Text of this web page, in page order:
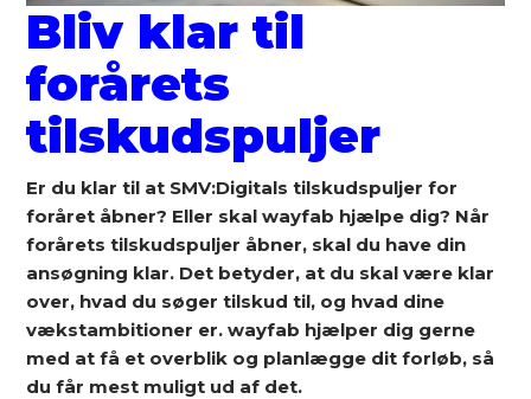
Bliv klar til
forårets
tilskudspuljer
Er du klar til at SMV:Digitals tilskudspuljer for
foråret åbner? Eller skal wayfab hjælpe dig? Når
forårets tilskudspuljer åbner, skal du have din
ansøgning klar. Det betyder, at du skal være klar
over, hvad du søger tilskud til, og hvad dine
vækstambitioner er. wayfab hjælper dig gerne
med at få et overblik og planlægge dit forløb, så
du får mest muligt ud af det.